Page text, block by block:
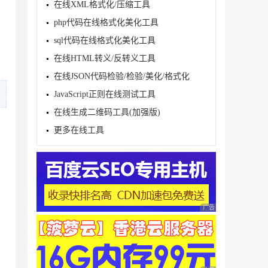
在线XML格式化/压缩工具
php代码在线格式化美化工具
sql代码在线格式化美化工具
在线HTML转义/反转义工具
在线JSON代码检验/检验/美化/格式化
JavaScript正则在线测试工具
在线生成二维码工具(加强版)
更多在线工具
广告 商业广告，理性